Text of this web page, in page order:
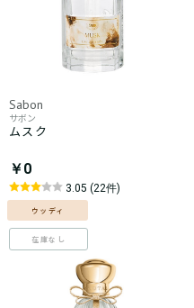
Sabon
サボン
ムスク
￥0
3.05 (22件)
ウッディ
在庫なし